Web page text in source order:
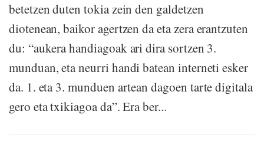
betetzen duten tokia zein den galdetzen
diotenean, baikor agertzen da eta zera erantzuten
du: “aukera handiagoak ari dira sortzen 3.
munduan, eta neurri handi batean interneti esker
da. 1. eta 3. munduen artean dagoen tarte digitala
gero eta txikiagoa da”. Era ber...